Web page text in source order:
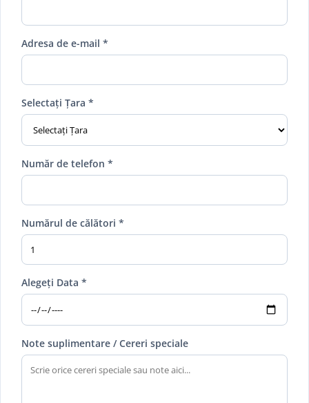
Adresa de e-mail *
Selectați Țara *
Număr de telefon *
Numărul de călători *
Alegeți Data *
Note suplimentare / Cereri speciale